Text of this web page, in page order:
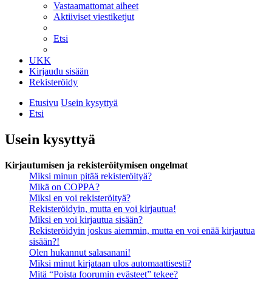
Vastaamattomat aiheet
Aktiiviset viestiketjut
Etsi
UKK
Kirjaudu sisään
Rekisteröidy
Etusivu Usein kysyttyä
Etsi
Usein kysyttyä
Kirjautumisen ja rekisteröitymisen ongelmat
Miksi minun pitää rekisteröityä?
Mikä on COPPA?
Miksi en voi rekisteröityä?
Rekisteröidyin, mutta en voi kirjautua!
Miksi en voi kirjautua sisään?
Rekisteröidyin joskus aiemmin, mutta en voi enää kirjautua
sisään?!
Olen hukannut salasanani!
Miksi minut kirjataan ulos automaattisesti?
Mitä “Poista foorumin evästeet” tekee?